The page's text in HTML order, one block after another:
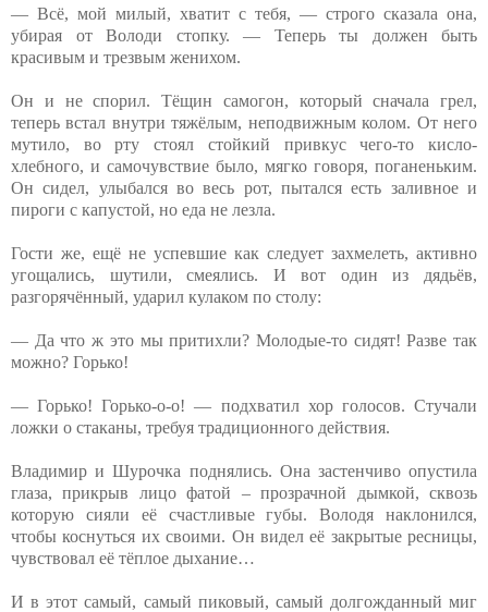
— Всё, мой милый, хватит с тебя, — строго сказала она,
убирая от Володи стопку. — Теперь ты должен быть
красивым и трезвым женихом.
Он и не спорил. Тёщин самогон, который сначала грел,
теперь встал внутри тяжёлым, неподвижным колом. От него
мутило, во рту стоял стойкий привкус чего-то кисло-
хлебного, и самочувствие было, мягко говоря, поганеньким.
Он сидел, улыбался во весь рот, пытался есть заливное и
пироги с капустой, но еда не лезла.
Гости же, ещё не успевшие как следует захмелеть, активно
угощались, шутили, смеялись. И вот один из дядьёв,
разгорячённый, ударил кулаком по столу:
— Да что ж это мы притихли? Молодые-то сидят! Разве так
можно? Горько!
— Горько! Горько-о-о! — подхватил хор голосов. Стучали
ложки о стаканы, требуя традиционного действия.
Владимир и Шурочка поднялись. Она застенчиво опустила
глаза, прикрыв лицо фатой – прозрачной дымкой, сквозь
которую сияли её счастливые губы. Володя наклонился,
чтобы коснуться их своими. Он видел её закрытые ресницы,
чувствовал её тёплое дыхание…
И в этот самый, самый пиковый, самый долгожданный миг